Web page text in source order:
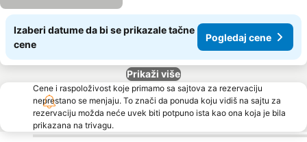
Izaberi datume da bi se prikazale tačne
cene
Pogledaj cene
Prikaži više
Cene i raspoloživost koje primamo sa sajtova za rezervaciju
neprestano se menjaju. To znači da ponuda koju vidiš na sajtu za
rezervaciju možda neće uvek biti potpuno ista kao ona koja je bila
prikazana na trivagu.